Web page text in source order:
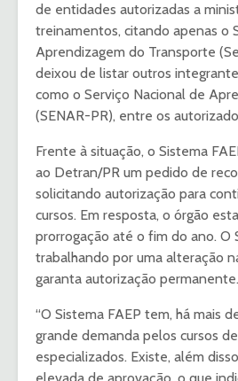
de entidades autorizadas a
treinamentos, citando apenas o
Aprendizagem do Transporte
deixou de listar outros
como o Serviço Nacional de
(SENAR-PR), entre os
Frente à situação, o Sistema
ao Detran/PR um pedido de
solicitando autorização para
cursos. Em resposta, o órgão
prorrogação até o fim do ano. O
trabalhando por uma alteração
garanta autorização permanente.
“O Sistema FAEP tem, há mais
grande demanda pelos cursos
especializados. Existe, além